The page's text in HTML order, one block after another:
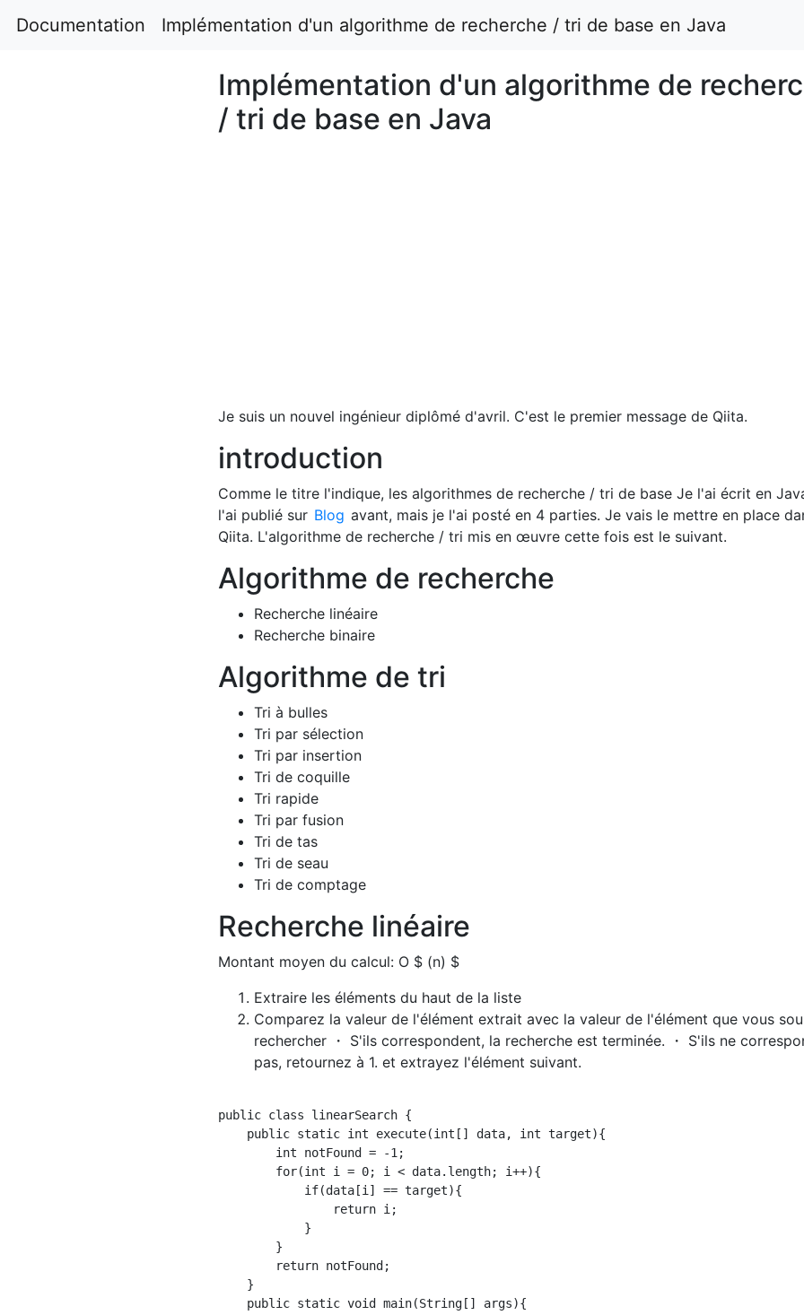
Documentation Implémentation d'un algorithme de recherche / tri de base en Java
Implémentation d'un algorithme de
/ tri de base en Java
Je suis un nouvel ingénieur diplômé d'avril. C'est le premier message de Qiita.
introduction
Comme le titre l'indique, les algorithmes de recherche / tri de base Je l'ai écrit en
l'ai publié sur Blog avant, mais je l'ai posté en 4 parties. Je vais le mettre en place
Qiita. L'algorithme de recherche / tri mis en œuvre cette fois est le suivant.
Algorithme de recherche
Recherche linéaire
Recherche binaire
Algorithme de tri
Tri à bulles
Tri par sélection
Tri par insertion
Tri de coquille
Tri rapide
Tri par fusion
Tri de tas
Tri de seau
Tri de comptage
Recherche linéaire
Montant moyen du calcul: O $ (n) $
Extraire les éléments du haut de la liste
Comparez la valeur de l'élément extrait avec la valeur de l'élément que vous
rechercher ・ S'ils correspondent, la recherche est terminée. ・ S'ils ne
pas, retournez à 1. et extrayez l'élément suivant.
public class linearSearch {
    public static int execute(int[] data, int target){
        int notFound = -1;
        for(int i = 0; i < data.length; i++){
            if(data[i] == target){
                return i;
            }
        }
        return notFound;
    }
    public static void main(String[] args){